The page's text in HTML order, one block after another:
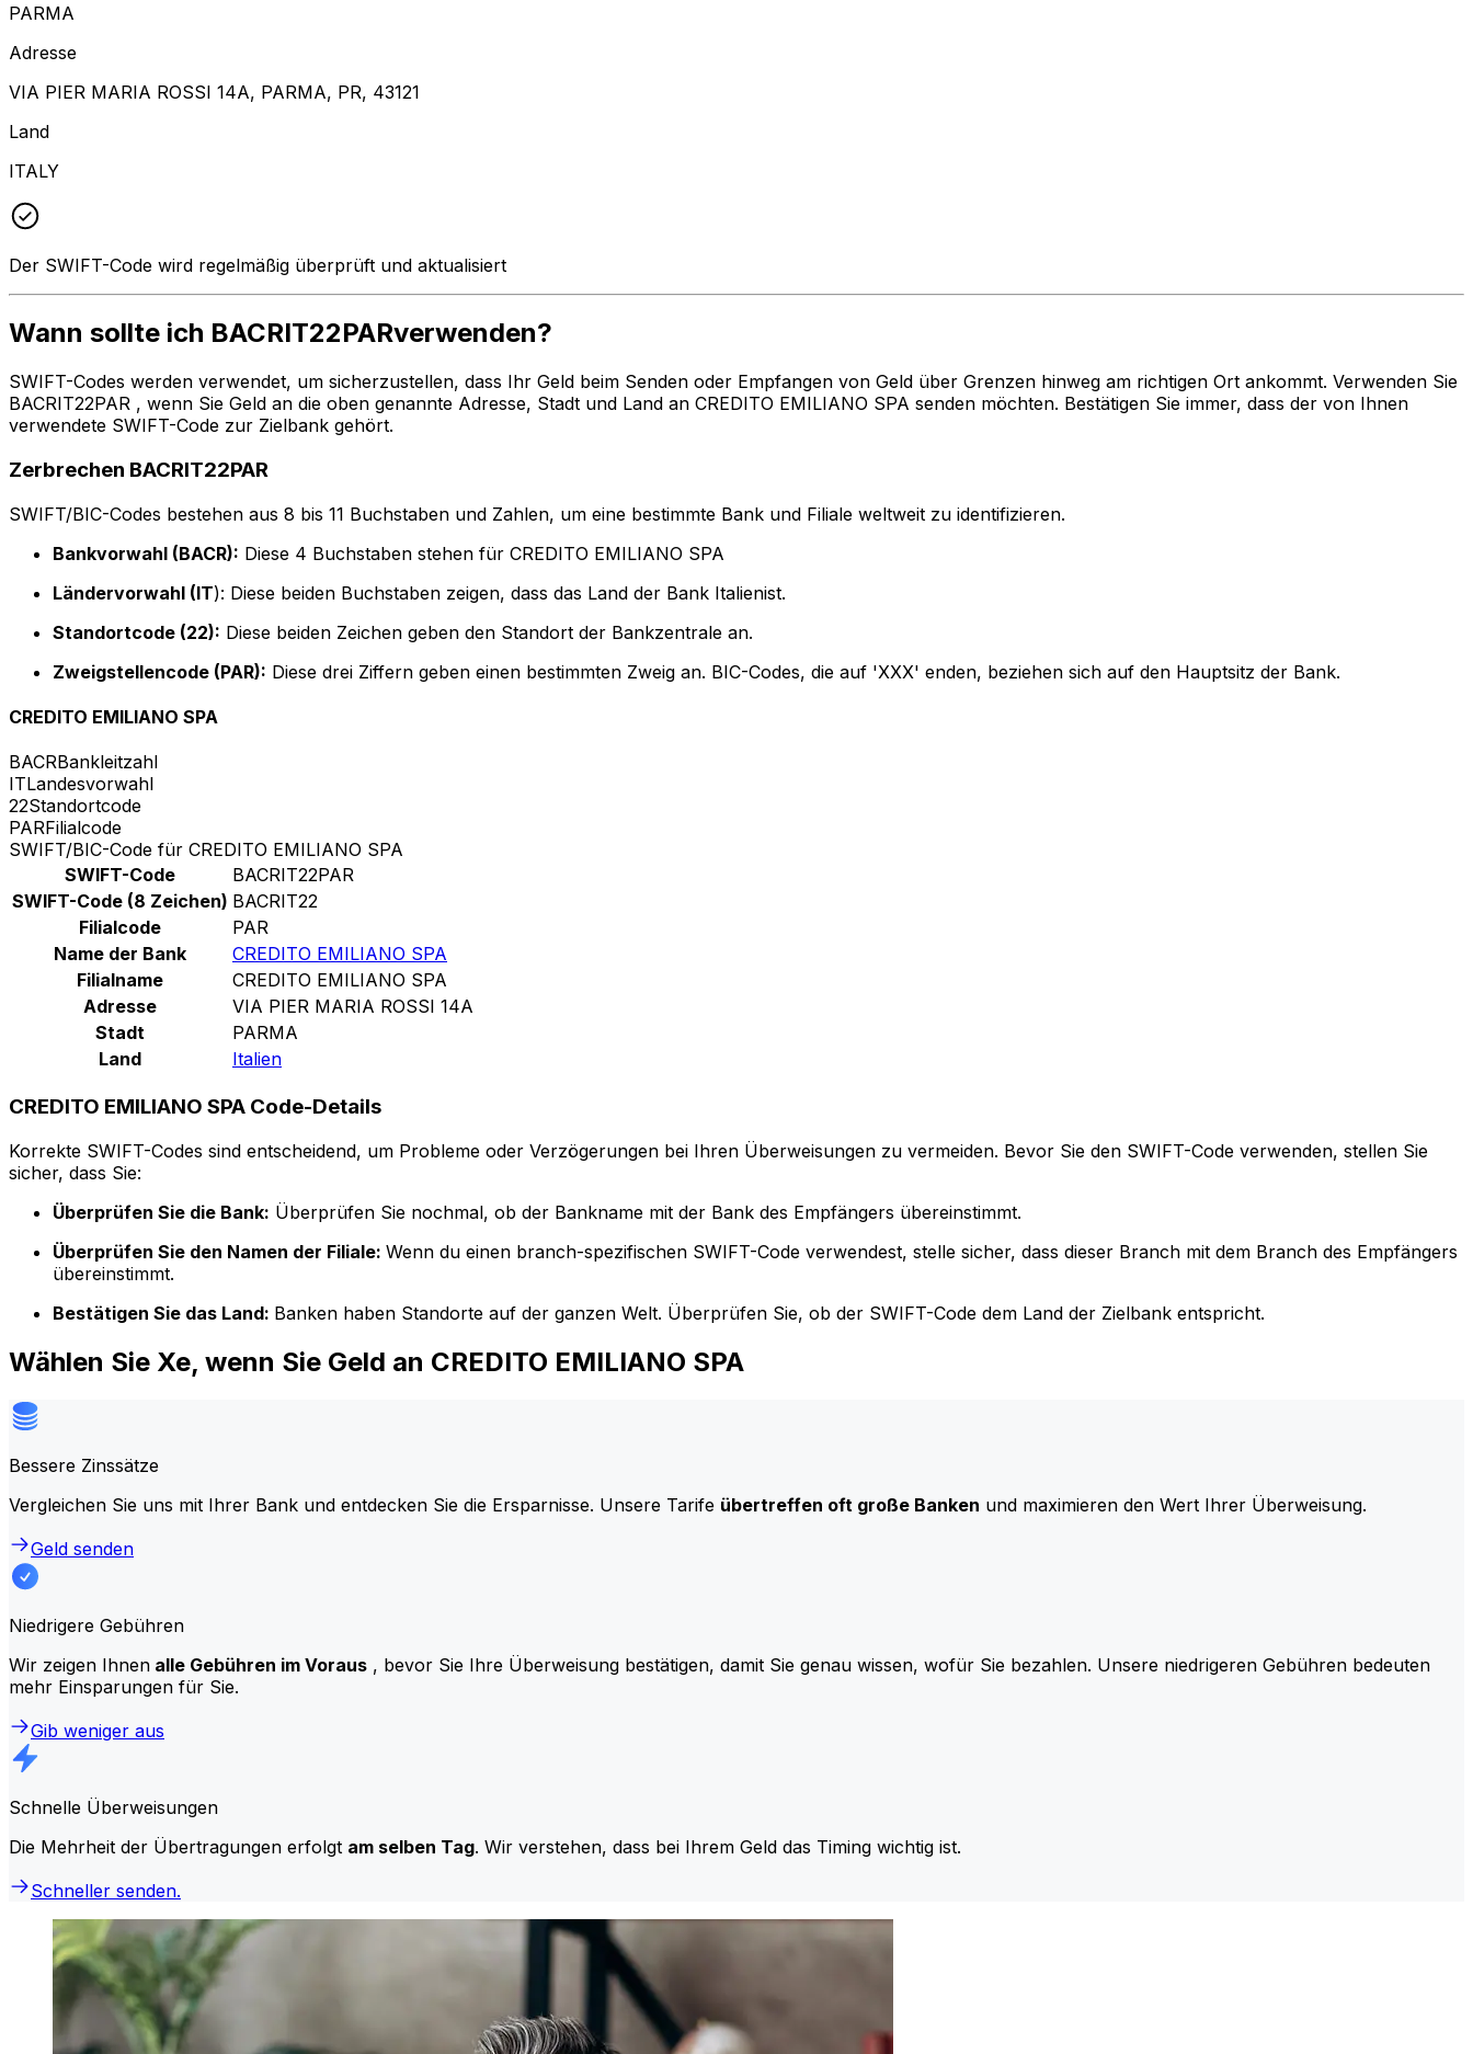
PARMA
Adresse
VIA PIER MARIA ROSSI 14A, PARMA, PR, 43121
Land
ITALY
Der SWIFT-Code wird regelmäßig überprüft und aktualisiert
Wann sollte ich BACRIT22PARverwenden?
SWIFT-Codes werden verwendet, um sicherzustellen, dass Ihr Geld beim Senden oder Empfangen von Geld über Grenzen hinweg am richtigen Ort ankommt. Verwenden Sie
BACRIT22PAR , wenn Sie Geld an die oben genannte Adresse, Stadt und Land an CREDITO EMILIANO SPA senden möchten. Bestätigen Sie immer, dass der von Ihnen
verwendete SWIFT-Code zur Zielbank gehört.
Zerbrechen BACRIT22PAR
SWIFT/BIC-Codes bestehen aus 8 bis 11 Buchstaben und Zahlen, um eine bestimmte Bank und Filiale weltweit zu identifizieren.
Bankvorwahl (BACR): Diese 4 Buchstaben stehen für CREDITO EMILIANO SPA
Ländervorwahl (IT): Diese beiden Buchstaben zeigen, dass das Land der Bank Italienist.
Standortcode (22): Diese beiden Zeichen geben den Standort der Bankzentrale an.
Zweigstellencode (PAR): Diese drei Ziffern geben einen bestimmten Zweig an. BIC-Codes, die auf 'XXX' enden, beziehen sich auf den Hauptsitz der Bank.
CREDITO EMILIANO SPA
BACRBankleitzahl
ITLandesvorwahl
22Standortcode
PARFilialcode
SWIFT/BIC-Code für CREDITO EMILIANO SPA
SWIFT-Code
BACRIT22PAR
SWIFT-Code (8 Zeichen) BACRIT22
Filialcode
PAR
Name der Bank
CREDITO EMILIANO SPA
Filialname
CREDITO EMILIANO SPA
Adresse
VIA PIER MARIA ROSSI 14A
Stadt
PARMA
Land
Italien
CREDITO EMILIANO SPA Code-Details
Korrekte SWIFT-Codes sind entscheidend, um Probleme oder Verzögerungen bei Ihren Überweisungen zu vermeiden. Bevor Sie den SWIFT-Code verwenden, stellen Sie
sicher, dass Sie:
Überprüfen Sie die Bank: Überprüfen Sie nochmal, ob der Bankname mit der Bank des Empfängers übereinstimmt.
Überprüfen Sie den Namen der Filiale: Wenn du einen branch-spezifischen SWIFT-Code verwendest, stelle sicher, dass dieser Branch mit dem Branch des Empfängers
übereinstimmt.
Bestätigen Sie das Land: Banken haben Standorte auf der ganzen Welt. Überprüfen Sie, ob der SWIFT-Code dem Land der Zielbank entspricht.
Wählen Sie Xe, wenn Sie Geld an CREDITO EMILIANO SPA
Bessere Zinssätze
Vergleichen Sie uns mit Ihrer Bank und entdecken Sie die Ersparnisse. Unsere Tarife übertreffen oft große Banken und maximieren den Wert Ihrer Überweisung.
Geld senden
Niedrigere Gebühren
Wir zeigen Ihnen alle Gebühren im Voraus , bevor Sie Ihre Überweisung bestätigen, damit Sie genau wissen, wofür Sie bezahlen. Unsere niedrigeren Gebühren bedeuten
mehr Einsparungen für Sie.
Gib weniger aus
Schnelle Überweisungen
Die Mehrheit der Übertragungen erfolgt am selben Tag. Wir verstehen, dass bei Ihrem Geld das Timing wichtig ist.
Schneller senden.